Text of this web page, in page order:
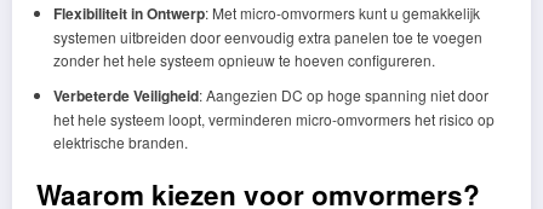
Flexibiliteit in Ontwerp: Met micro-omvormers kunt u gemakkelijk
systemen uitbreiden door eenvoudig extra panelen toe te voegen
zonder het hele systeem opnieuw te hoeven configureren.
Verbeterde Veiligheid: Aangezien DC op hoge spanning niet door
het hele systeem loopt, verminderen micro-omvormers het risico op
elektrische branden.
Waarom kiezen voor omvormers?